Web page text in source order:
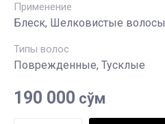
Применение
Блеск, Шелковистые волосы
Типы волос
Поврежденные, Тусклые
190 000 сўм